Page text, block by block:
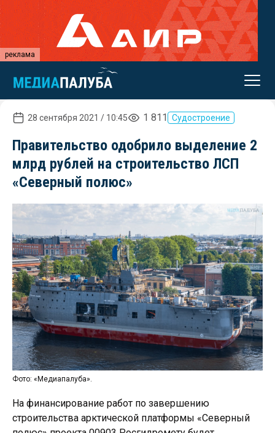
реклама
28 сентября 2021 / 10:45 1 811 Судостроение
Правительство одобрило выделение 2
млрд рублей на строительство ЛСП
«Северный полюс»
Фото: «Медиапалуба».
На финансирование работ по завершению
строительства арктической платформы «Северный